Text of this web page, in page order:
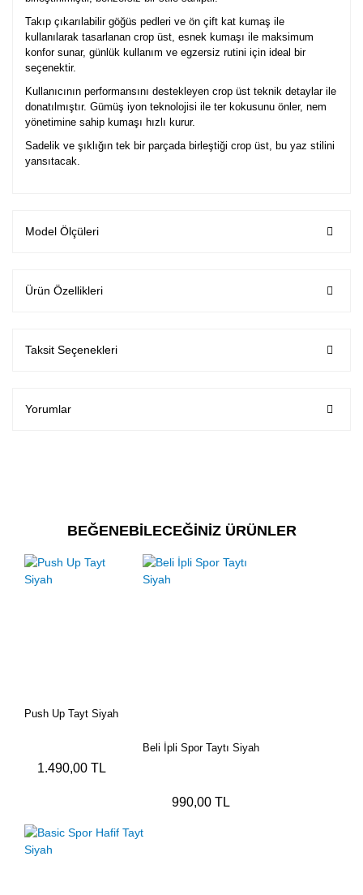
Takıp çıkarılabilir göğüs pedleri ve ön çift kat kumaş ile
kullanılarak tasarlanan crop üst, esnek kumaşı ile maksimum
konfor sunar, günlük kullanım ve egzersiz rutini için ideal bir
seçenektir.
Kullanıcının performansını destekleyen crop üst teknik detaylar ile
donatılmıştır. Gümüş iyon teknolojisi ile ter kokusunu önler, nem
yönetimine sahip kumaşı hızlı kurur.
Sadelik ve şıklığın tek bir parçada birleştiği crop üst, bu yaz stilini
yansıtacak.
Model Ölçüleri
Ürün Özellikleri
Taksit Seçenekleri
Yorumlar
BEĞENEBİLECEĞİNİZ ÜRÜNLER
Push Up Tayt Siyah
1.490,00 TL
Beli İpli Spor Taytı Siyah
990,00 TL